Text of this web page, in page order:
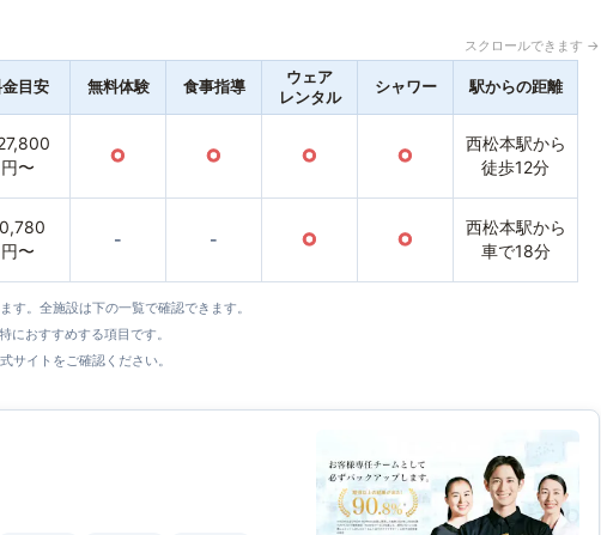
スクロールできます →
目安 無料体験 食事指導
ウェア
レンタル
シャワー 駅からの距離
円〜
○ ○ ○ ○
西松本駅から
徒歩12分
円〜
- - ○ ○
西松本駅から
車で18分
。全施設は下の一覧で確認できます。
おすすめする項目です。
サイトをご確認ください。